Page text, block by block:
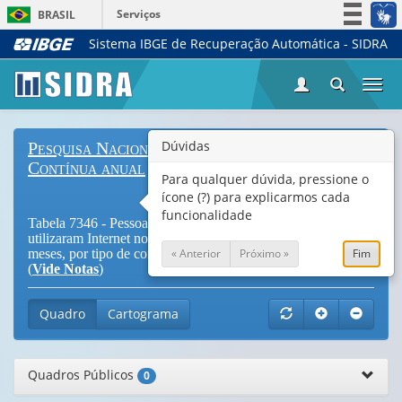
BRASIL
Serviços
Simplifique!
Acesso à informação
Sistema IBGE de Recuperação Automática - SIDRA
Pesquisa Nacional por Amostra de Domicílios
Contínua anual
Tabela 7346 - Pessoas de 10 anos ou mais de idade que
utilizaram Internet no período de referência dos últimos três
meses, por tipo de conexão utilizada para acessar a internet
(Vide Notas)
Quadro Cartograma
Quadros Públicos 0
Dúvidas
Para qualquer dúvida, pressione o
ícone (?) para explicarmos cada
funcionalidade
« Anterior Próximo » Fim